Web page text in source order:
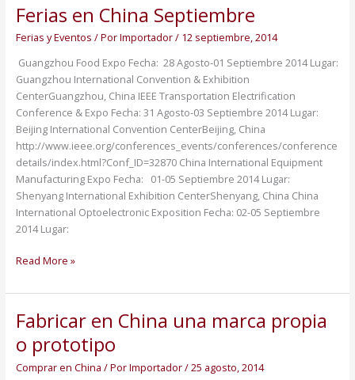
Ferias en China Septiembre
Ferias y Eventos / PorImportador/ 12 septiembre, 2014
Guangzhou Food Expo Fecha: 28 Agosto-01 Septiembre 2014 Lugar:
Guangzhou International Convention & Exhibition
CenterGuangzhou, China IEEE Transportation Electrification
Conference & Expo Fecha: 31 Agosto-03 Septiembre 2014 Lugar:
Beijing International Convention CenterBeijing, China
http://www.ieee.org/conferences_events/conferences/conference
details/index.html?Conf_ID=32870 China International Equipment
Manufacturing Expo Fecha: 01-05 Septiembre 2014 Lugar:
Shenyang International Exhibition CenterShenyang, China China
International Optoelectronic Exposition Fecha: 02-05 Septiembre
2014 Lugar:
Ferias
en
China
Septiembre
Read More »
Fabricar en China una marca propia
o prototipo
Comprar en China / PorImportador/25 agosto, 2014
Fabricar
en
China
una